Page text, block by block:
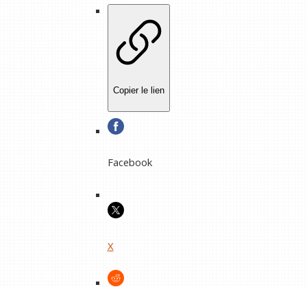
Copier le lien
Facebook
X